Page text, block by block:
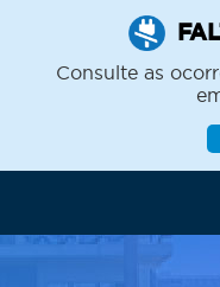
Consulte as